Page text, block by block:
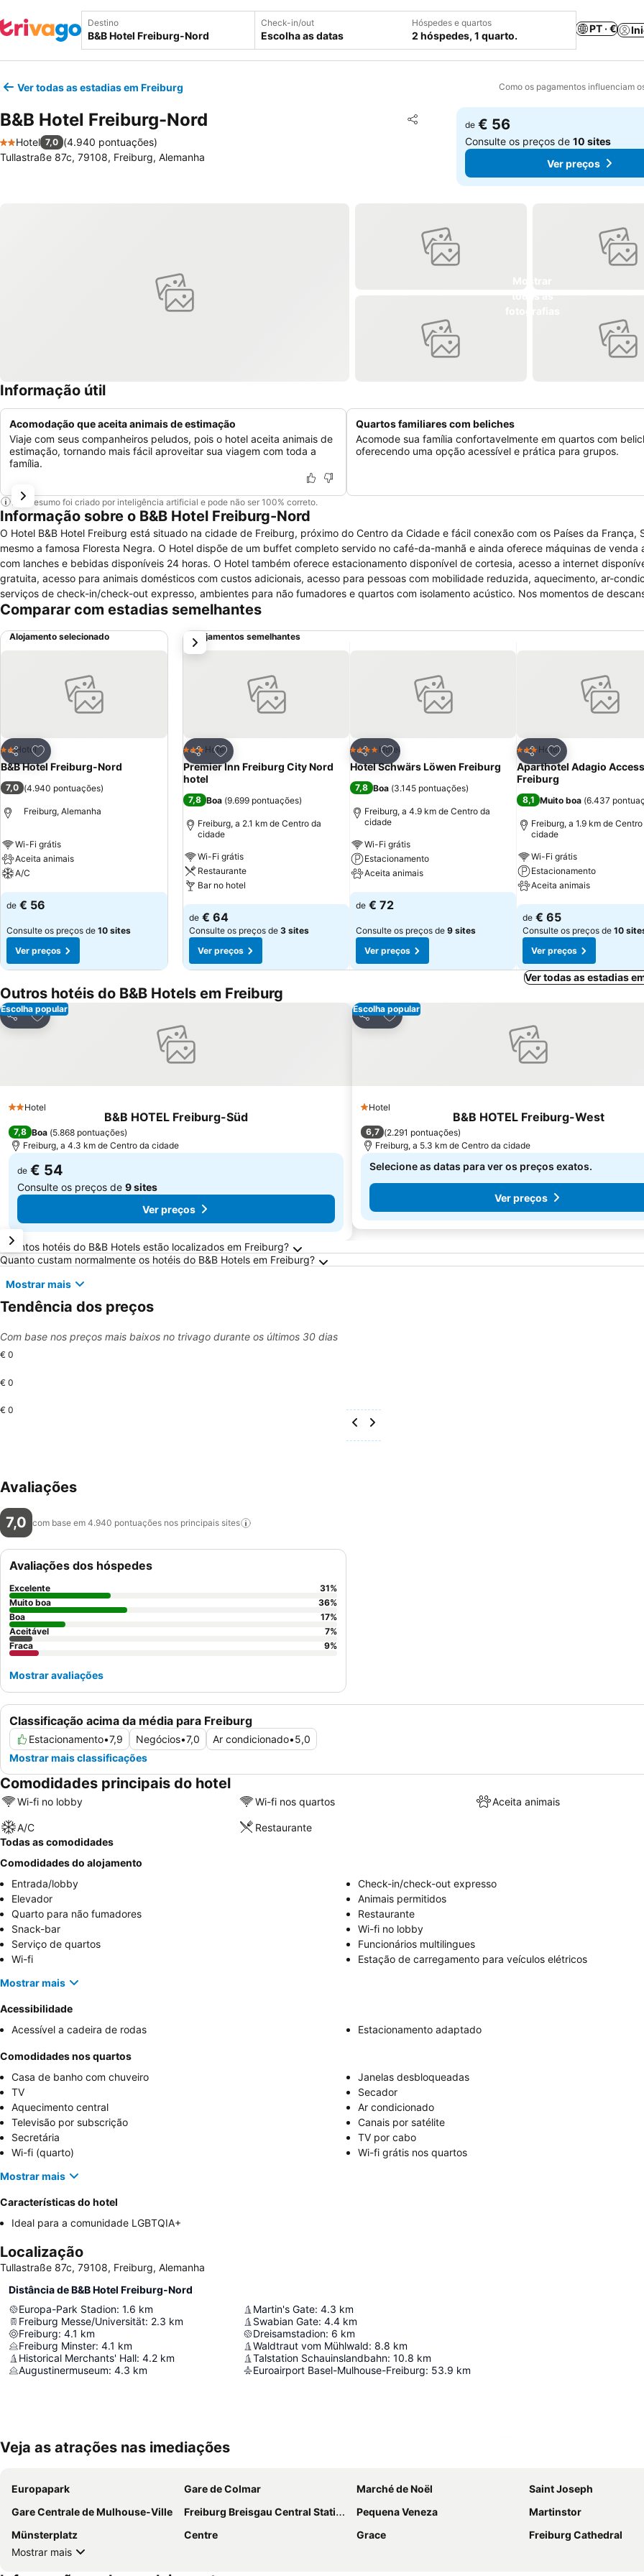
Destino Check-in/out
Escolha as datas
Hóspedes e quartos
2 hóspedes, 1 quarto.
PT · €
Ver todas as estadias em Freiburg Como os pagamentos influenciam
B&B Hotel Freiburg-Nord Partilhar
Adicionar aos favoritos
2 Estrelas
Hotel 7,0 (4.940 pontuações)
Tullastraße 87c, 79108, Freiburg, Alemanha
de € 56
Consulte os preços de10 sites
Ver preços
Informação útil
Acomodação que aceita animais de estimação
Viaje com seus companheiros peludos, pois o hotel aceita animais de
estimação, tornando mais fácil aproveitar sua viagem com toda a
família.
Quartos familiares com beliches
Acomode sua família confortavelmente em quartos com
oferecendo uma opção acessível e prática para grupos.
Este resumo foi criado por inteligência artificial e pode não ser 100% correto.
Informação sobre o B&B Hotel Freiburg-Nord
O Hotel B&B Hotel Freiburg está situado na cidade de Freiburg, próximo do Centro da Cidade e fácil conexão com os Países da França,
mesmo a famosa Floresta Negra. O Hotel dispõe de um buffet completo servido no café-da-manhã e ainda oferece máquinas de venda
com lanches e bebidas disponíveis 24 horas. O Hotel também oferece estacionamento disponível de cortesia, acesso a internet
gratuita, acesso para animais domésticos com custos adicionais, acesso para pessoas com mobilidade reduzida, aquecimento, ar-
serviços de check-in/check-out expresso, ambientes para não fumadores e quartos com isolamento acústico. Nos momentos de
dispõe de quartos amplos e bem decorados, todos equipados com mesa de escritório, aquecimento centralizado, ar-condicionado,
mobilidade reduzida
Comparar com estadias semelhantes
Alojamento selecionado
Partilhar
Adicionar aos favoritos
2 Estrelas
Hotel
B&B Hotel Freiburg-Nord
7,0 (4.940 pontuações)
Freiburg, Alemanha
Wi-Fi grátis
Aceita animais
A/C
Ver preços
de € 56
Consulte os preços de 10 sites
Ver preços
Alojamentos semelhantes
Partilhar
Adicionar aos favoritos
3 Estrelas
Hotel
Premier Inn Freiburg City Nord
hotel
7,8 Boa (9.699 pontuações)
Freiburg, a 2.1 km de Centro da
cidade
Wi-Fi grátis
Restaurante
Bar no hotel
Ver preços
de € 64
Consulte os preços de 3 sites
Ver preços
Partilhar
Adicionar aos favoritos
4 EstrelasHotel
Hotel Schwärs Löwen Freiburg
7,8 Boa (3.145 pontuações)
Freiburg, a 4.9 km de Centro da
cidade
Wi-Fi grátis
Estacionamento
Aceita animais
Ver preços
de € 72
Consulte os preços de 9 sites
Ver preços
Partilhar
Adicionar aos
3 Estrelas
Hotel
Aparthotel Adagio Access
Freiburg
8,1 Muito boa (6.437
Freiburg, a 1.9 km de Centro
cidade
Wi-Fi grátis
Estacionamento
Aceita animais
Ver preços
de € 65
Consulte os preços de 10
Ver preços
próximo
Ver todas as estadias
Outros hotéis do B&B Hotels em Freiburg
Escolha popular
Partilhar
Adicionar aos favoritos
2 Estrelas
Hotel
B&B HOTEL Freiburg-Süd
7,8 Boa (5.868 pontuações)
Freiburg, a 4.3 km de Centro da cidade
de € 54
Consulte os preços de 9 sites
Ver preços
Escolha popular
Partilhar
Adicionar aos favoritos
1 Estrelas
Hotel
B&B HOTEL Freiburg-West
6,7 (2.291 pontuações)
Freiburg, a 5.3 km de Centro da cidade
Selecione as datas para ver os preços exatos.
Ver preços
Perguntas Frequentes sobre Freiburg
Quantos hotéis do B&B Hotels estão localizados em Freiburg?
Quanto custam normalmente os hotéis do B&B Hotels em Freiburg?
Mostrar mais
Tendência dos preços
Com base nos preços mais baixos no trivago durante os últimos 30 dias
€ 0
€ 0
€ 0
Avaliações
7,0 com base em 4.940 pontuações nos principais sites
Classificação acima da média para Freiburg
Estacionamento•7,9 Negócios•7,0 Ar condicionado•5,0
Mostrar mais classificações
Avaliações dos hóspedes
Excelente 31%
Muito boa
36%
Boa
17%
Aceitável
7%
Fraca
9%
Mostrar avaliações
Comodidades principais do hotel
Wi-fi no lobby Wi-fi nos quartos Aceita animais
A/C
Restaurante
Todas as comodidades
Comodidades do alojamento
Entrada/lobby
Check-in/check-out expresso
Elevador
Animais permitidos
Quarto para não fumadores
Restaurante
Snack-bar
Wi-fi no lobby
Serviço de quartos
Funcionários multilingues
Wi-fi
Estação de carregamento para veículos elétricos
Mostrar mais
Acessibilidade
Acessível a cadeira de rodas
Estacionamento adaptado
Comodidades nos quartos
Casa de banho com chuveiro
Janelas desbloqueadas
TV
Secador
Aquecimento central
Ar condicionado
Televisão por subscrição
Canais por satélite
Secretária
TV por cabo
Wi-fi (quarto)
Wi-fi grátis nos quartos
Mostrar mais
Características do hotel
Ideal para a comunidade LGBTQIA+
Localização
Tullastraße 87c, 79108, Freiburg, Alemanha
Distância de B&B Hotel Freiburg-Nord
Europa-Park Stadion: 1.6 km
Freiburg Messe/Universität: 2.3 km
Freiburg: 4.1 km
Freiburg Minster: 4.1 km
Historical Merchants' Hall: 4.2 km
Augustinermuseum: 4.3 km
Martin's Gate: 4.3 km
Swabian Gate: 4.4 km
Dreisamstadion: 6 km
Waldtraut vom Mühlwald: 8.8 km
Talstation Schauinslandbahn: 10.8 km
Euroairport Basel-Mulhouse-Freiburg: 53.9 km
Veja as atrações nas imediações
Europapark Gare de Colmar Marché de Noël
Saint Joseph
Gare Centrale de Mulhouse-Ville
Freiburg Breisgau Central Station Pequena Veneza
Martinstor
Münsterplatz
Centre Grace
Freiburg Cathedral
Mostrar mais